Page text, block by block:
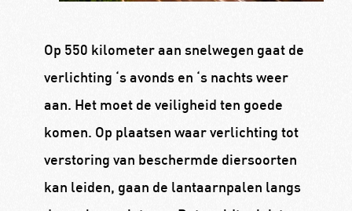
Op 550 kilometer aan snelwegen gaat de
verlichting ‘s avonds en ‘s nachts weer
aan. Het moet de veiligheid ten goede
komen. Op plaatsen waar verlichting tot
verstoring van beschermde diersoorten
kan leiden, gaan de lantaarnpalen langs